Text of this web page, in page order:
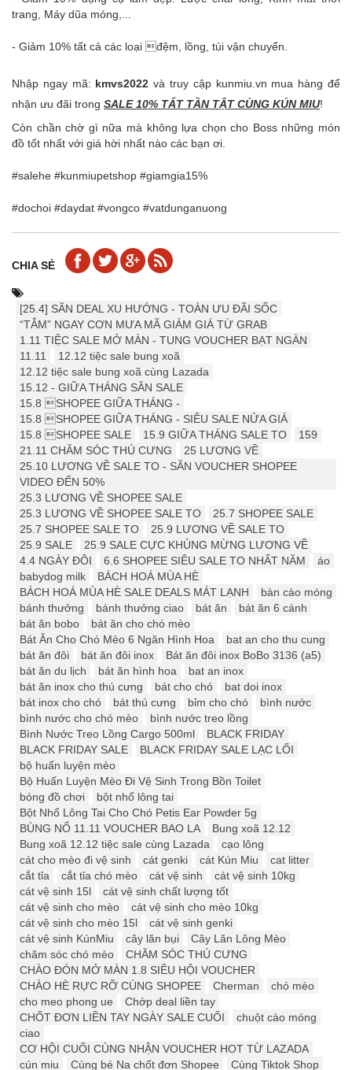
trang, Máy dũa móng,...
- Giảm 10% tất cả các loại đệm, lồng, túi vận chuyển.
Nhập ngay mã: kmvs2022và truy cập kunmiu.vn mua hàng để
nhận ưu đãi trong SALE 10% TẤT TẦN TẬT CÙNG KÚN MIU!
Còn chần chờ gì nữa mà không lựa chọn cho Boss những món
đồ tốt nhất với giá hời nhất nào các bạn ơi.
#salehe #kunmiupetshop #giamgia15%
#dochoi #daydat #vongco #vatdunganuong
CHIA SẺ
[25.4] ️️SĂN DEAL XU HƯỚNG - TOÀN ƯU ĐÃI SỐC
“TẮM” NGAY CƠN MƯA MÃ GIẢM GIÁ TỪ GRAB
1.11 TIỆC SALE MỞ MÀN - TUNG VOUCHER BẠT NGÀN
11.11
12.12 tiệc sale bung xoã
12.12 tiệc sale bung xoã cùng Lazada
15.12 - GIỮA THÁNG SĂN SALE
15.8 SHOPEE GIỮA THÁNG -
15.8 SHOPEE GIỮA THÁNG - SIÊU SALE NỬA GIÁ
15.8 SHOPEE SALE
15.9 ️GIỮA THÁNG SALE TO
159
21.11 CHĂM SÓC THÚ CƯNG
25 LƯƠNG VỀ
25.10 LƯƠNG VỀ SALE TO - SĂN VOUCHER SHOPEE
VIDEO ĐẾN 50%
25.3 LƯƠNG VỀ SHOPEE SALE
25.3 LƯƠNG VỀ SHOPEE SALE TO
25.7 SHOPEE SALE
25.7 SHOPEE SALE TO
25.9 LƯƠNG VỀ SALE TO
25.9 SALE
25.9 SALE CỰC KHỦNG MỪNG LƯƠNG VỀ
4.4 NGÀY ĐÔI
6.6 SHOPEE SIÊU SALE TO NHẤT NĂM
áo
babydog milk
BÁCH HOÁ MÙA HÈ
BÁCH HOÁ MÙA HÈ SALE DEALS MÁT LẠNH
bàn cào móng
bánh thưởng
bánh thưởng ciao bát ăn
bát ăn 6 cánh
bát ăn bobo
bát ăn cho chó mèo
Bát Ăn Cho Chó Mèo 6 Ngăn Hình Hoa
bat an cho thu cung
bát ăn đôi
bát ăn đôi inox
Bát ăn đôi inox BoBo 3136 (a5)
bát ăn du lịch
bát ăn hình hoa
bat an inox
bát ăn inox cho thú cưng
bát cho chó
bat doi inox
bát inox cho chó
bát thú cưng bỉm cho chó
bình nước
bình nước cho chó mèo
bình nước treo lồng
Bình Nước Treo Lồng Cargo 500ml
BLACK FRIDAY
BLACK FRIDAY SALE
BLACK FRIDAY SALE LẠC LỐI
bộ huấn luyện mèo
Bộ Huấn Luyện Mèo Đi Vệ Sinh Trong Bồn Toilet
bóng đồ chơi
bột nhổ lông tai
Bột Nhổ Lông Tai Cho Chó Petis Ear Powder 5g
BÙNG NỔ 11.11 VOUCHER BAO LA
Bung xoã 12.12
Bung xoã 12.12 tiệc sale cùng Lazada
cạo lông
cát cho mèo đi vệ sinh
cát genki cát Kún Miu
cat litter
cắt tỉa
cắt tỉa chó mèo cát vệ sinh
cát vệ sinh 10kg
cát vệ sinh 15l
cát vệ sinh chất lượng tốt
cát vệ sinh cho mèo
cát vệ sinh cho mèo 10kg
cát vệ sinh cho mèo 15l
cát vệ sinh genki
cát vệ sinh KúnMiu
cây lăn bụi
Cây Lăn Lông Mèo
chăm sóc chó mèo
CHĂM SÓC THÚ CƯNG
CHÀO ĐÓN MỞ MÀN 1.8 SIÊU HỘI VOUCHER
CHÀO HÈ RỰC RỠ CÙNG SHOPEE
Cherman
chó mèo
cho meo phong ue
Chớp deal liền tay
CHỐT ĐƠN LIỀN TAY NGÀY SALE CUỐI
chuột cào móng
ciao
CƠ HỘI CUỐI CÙNG NHẬN VOUCHER HOT TỪ LAZADA
cún miu
Cùng bé Na chốt đơn Shopee Cùng Tiktok Shop